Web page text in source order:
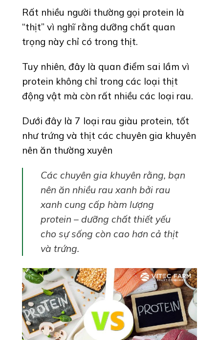
Rất nhiều người thường gọi protein là
“thịt” vì nghĩ rằng dưỡng chất quan
trọng này chỉ có trong thịt.
Tuy nhiên, đây là quan điểm sai lầm vì
protein không chỉ trong các loại thịt
động vật mà còn rất nhiều các loại rau.
Dưới đây là 7 loại rau giàu protein, tốt
như trứng và thịt các chuyên gia khuyên
nên ăn thường xuyên
Các chuyên gia khuyên rằng, bạn
nên ăn nhiều rau xanh bởi rau
xanh cung cấp hàm lượng
protein – dưỡng chất thiết yếu
cho sự sống còn cao hơn cả thịt
và trứng.